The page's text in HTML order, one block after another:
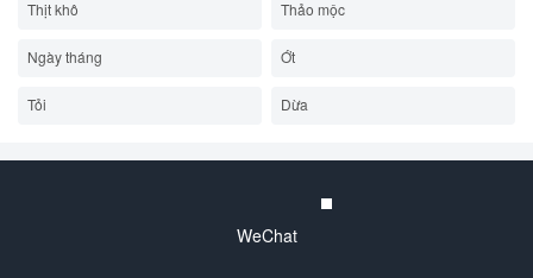
Thịt khô Thảo mộc
Ngày tháng Ớt
Tỏi Dừa
WeChat